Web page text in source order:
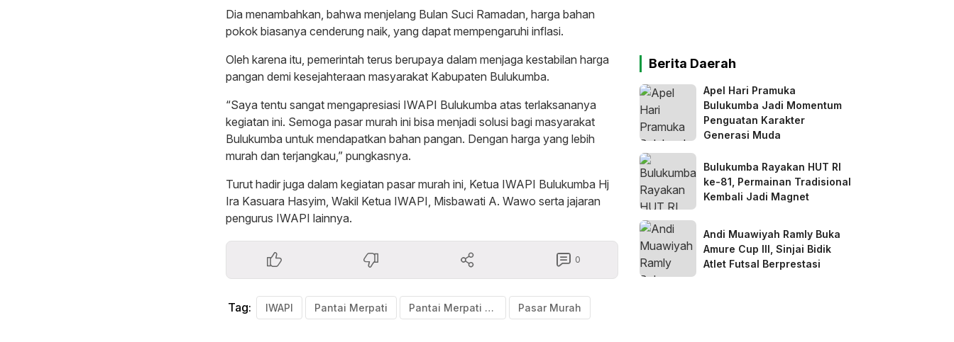
Dia menambahkan, bahwa menjelang Bulan Suci Ramadan, harga bahan
pokok biasanya cenderung naik, yang dapat mempengaruhi inflasi.
Oleh karena itu, pemerintah terus berupaya dalam menjaga kestabilan harga
pangan demi kesejahteraan masyarakat Kabupaten Bulukumba.
“Saya tentu sangat mengapresiasi IWAPI Bulukumba atas terlaksananya
kegiatan ini. Semoga pasar murah ini bisa menjadi solusi bagi masyarakat
Bulukumba untuk mendapatkan bahan pangan. Dengan harga yang lebih
murah dan terjangkau,” pungkasnya.
Turut hadir juga dalam kegiatan pasar murah ini, Ketua IWAPI Bulukumba Hj
Ira Kasuara Hasyim, Wakil Ketua IWAPI, Misbawati A. Wawo serta jajaran
pengurus IWAPI lainnya.
0
Tag: IWAPI Pantai Merpati Pantai Merpati Bulukumba Pasar Murah
Berita Daerah
Apel Hari Pramuka
Bulukumba Jadi Momentum
Penguatan Karakter
Generasi Muda
Bulukumba Rayakan HUT RI
ke-81, Permainan Tradisional
Kembali Jadi Magnet
Andi Muawiyah Ramly Buka
Amure Cup III, Sinjai Bidik
Atlet Futsal Berprestasi